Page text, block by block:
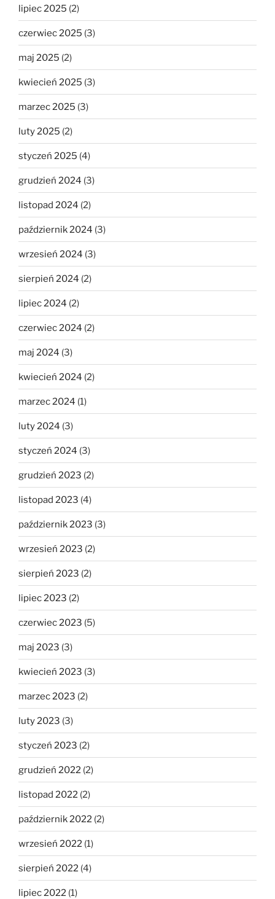
lipiec 2025 (2)
czerwiec 2025 (3)
maj 2025 (2)
kwiecień 2025 (3)
marzec 2025 (3)
luty 2025 (2)
styczeń 2025 (4)
grudzień 2024 (3)
listopad 2024 (2)
październik 2024 (3)
wrzesień 2024 (3)
sierpień 2024 (2)
lipiec 2024 (2)
czerwiec 2024 (2)
maj 2024 (3)
kwiecień 2024 (2)
marzec 2024 (1)
luty 2024 (3)
styczeń 2024 (3)
grudzień 2023 (2)
listopad 2023 (4)
październik 2023 (3)
wrzesień 2023 (2)
sierpień 2023 (2)
lipiec 2023 (2)
czerwiec 2023 (5)
maj 2023 (3)
kwiecień 2023 (3)
marzec 2023 (2)
luty 2023 (3)
styczeń 2023 (2)
grudzień 2022 (2)
listopad 2022 (2)
październik 2022 (2)
wrzesień 2022 (1)
sierpień 2022 (4)
lipiec 2022 (1)